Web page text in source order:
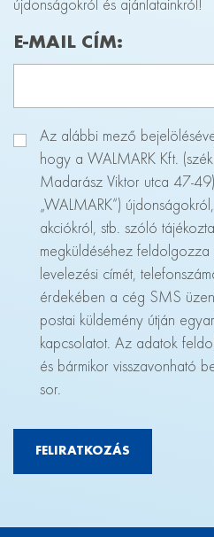
újdonságokról és ajánlatainkról!
E-MAIL CÍM:
Az alábbi mező
hogy a WALMARK Kft.
Madarász Viktor utca 47-
„WALMARK“)
akciókról, stb. szóló
megküldéséhez
levelezési címét,
érdekében a cég SMS
postai küldemény útján
kapcsolatot. Az adatok
és bármikor visszavonható
sor.